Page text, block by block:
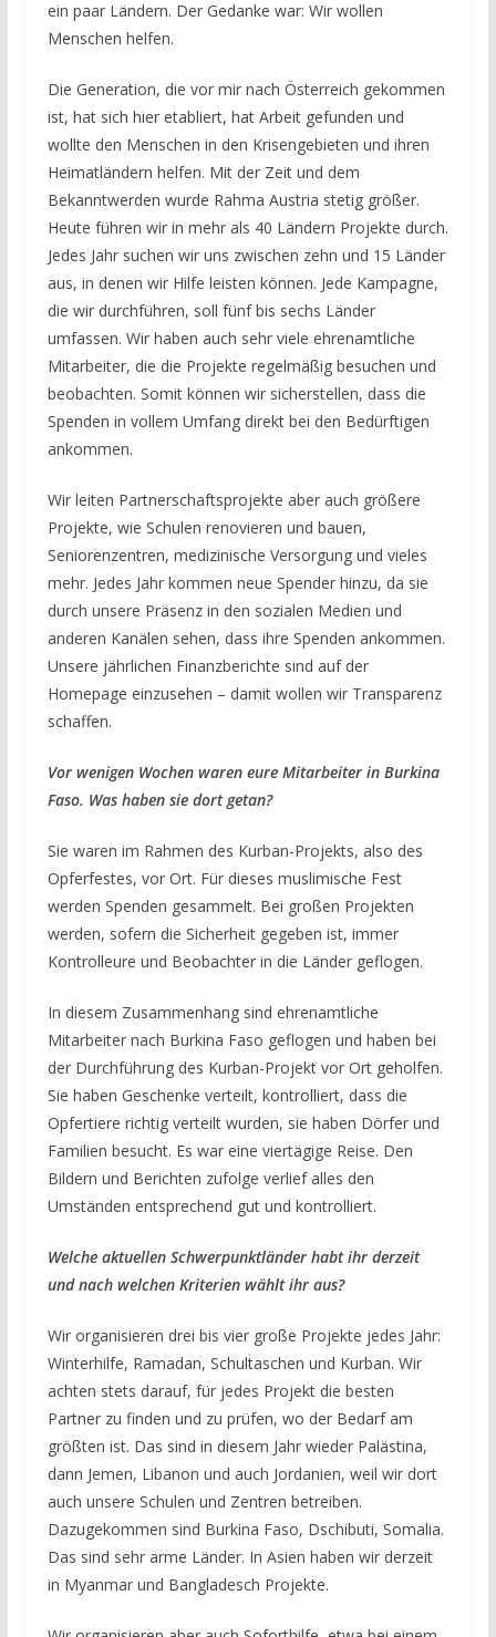
ein paar Ländern. Der Gedanke war: Wir wollen
Menschen helfen.
Die Generation, die vor mir nach Österreich gekommen
ist, hat sich hier etabliert, hat Arbeit gefunden und
wollte den Menschen in den Krisengebieten und ihren
Heimatländern helfen. Mit der Zeit und dem
Bekanntwerden wurde Rahma Austria stetig größer.
Heute führen wir in mehr als 40 Ländern Projekte durch.
Jedes Jahr suchen wir uns zwischen zehn und 15 Länder
aus, in denen wir Hilfe leisten können. Jede Kampagne,
die wir durchführen, soll fünf bis sechs Länder
umfassen. Wir haben auch sehr viele ehrenamtliche
Mitarbeiter, die die Projekte regelmäßig besuchen und
beobachten. Somit können wir sicherstellen, dass die
Spenden in vollem Umfang direkt bei den Bedürftigen
ankommen.
Wir leiten Partnerschaftsprojekte aber auch größere
Projekte, wie Schulen renovieren und bauen,
Seniorenzentren, medizinische Versorgung und vieles
mehr. Jedes Jahr kommen neue Spender hinzu, da sie
durch unsere Präsenz in den sozialen Medien und
anderen Kanälen sehen, dass ihre Spenden ankommen.
Unsere jährlichen Finanzberichte sind auf der
Homepage einzusehen – damit wollen wir Transparenz
schaffen.
Vor wenigen Wochen waren eure Mitarbeiter in Burkina
Faso. Was haben sie dort getan?
Sie waren im Rahmen des Kurban-Projekts, also des
Opferfestes, vor Ort. Für dieses muslimische Fest
werden Spenden gesammelt. Bei großen Projekten
werden, sofern die Sicherheit gegeben ist, immer
Kontrolleure und Beobachter in die Länder geflogen.
In diesem Zusammenhang sind ehrenamtliche
Mitarbeiter nach Burkina Faso geflogen und haben bei
der Durchführung des Kurban-Projekt vor Ort geholfen.
Sie haben Geschenke verteilt, kontrolliert, dass die
Opfertiere richtig verteilt wurden, sie haben Dörfer und
Familien besucht. Es war eine viertägige Reise. Den
Bildern und Berichten zufolge verlief alles den
Umständen entsprechend gut und kontrolliert.
Welche aktuellen Schwerpunktländer habt ihr derzeit
und nach welchen Kriterien wählt ihr aus?
Wir organisieren drei bis vier große Projekte jedes Jahr:
Winterhilfe, Ramadan, Schultaschen und Kurban. Wir
achten stets darauf, für jedes Projekt die besten
Partner zu finden und zu prüfen, wo der Bedarf am
größten ist. Das sind in diesem Jahr wieder Palästina,
dann Jemen, Libanon und auch Jordanien, weil wir dort
auch unsere Schulen und Zentren betreiben.
Dazugekommen sind Burkina Faso, Dschibuti, Somalia.
Das sind sehr arme Länder. In Asien haben wir derzeit
in Myanmar und Bangladesch Projekte.